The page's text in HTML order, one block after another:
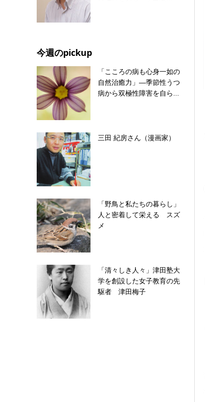
今週のpickup
「こころの病も心身一如の
自然治癒力」―季節性うつ
病から双極性障害を自ら...
三田 紀房さん（漫画家）
「野鳥と私たちの暮らし」
人と密着して栄える スズ
メ
「清々しき人々」津田塾大
学を創設した女子教育の先
駆者 津田梅子